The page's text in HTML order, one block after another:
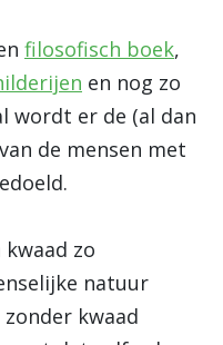
filosofisch boek,
en nog zo
wordt er de (al dan
de mensen met
zo
natuur
kwaad